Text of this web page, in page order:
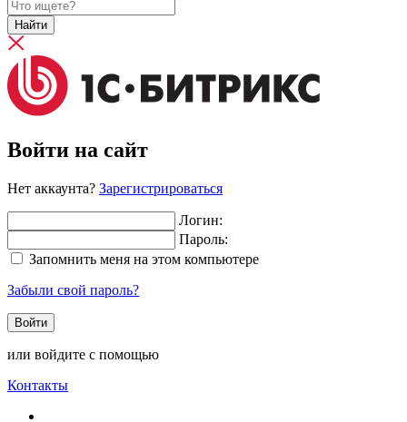
Найти
Войти на сайт
Нет аккаунта? Зарегистрироваться
Логин:
Пароль:
Запомнить меня на этом компьютере
Забыли свой пароль?
или войдите с помощью
Контакты